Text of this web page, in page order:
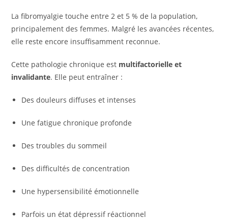
La fibromyalgie touche entre 2 et 5 % de la population,
principalement des femmes. Malgré les avancées récentes,
elle reste encore insuffisamment reconnue.
Cette pathologie chronique est multifactorielle et
invalidante. Elle peut entraîner :
Des douleurs diffuses et intenses
Une fatigue chronique profonde
Des troubles du sommeil
Des difficultés de concentration
Une hypersensibilité émotionnelle
Parfois un état dépressif réactionnel